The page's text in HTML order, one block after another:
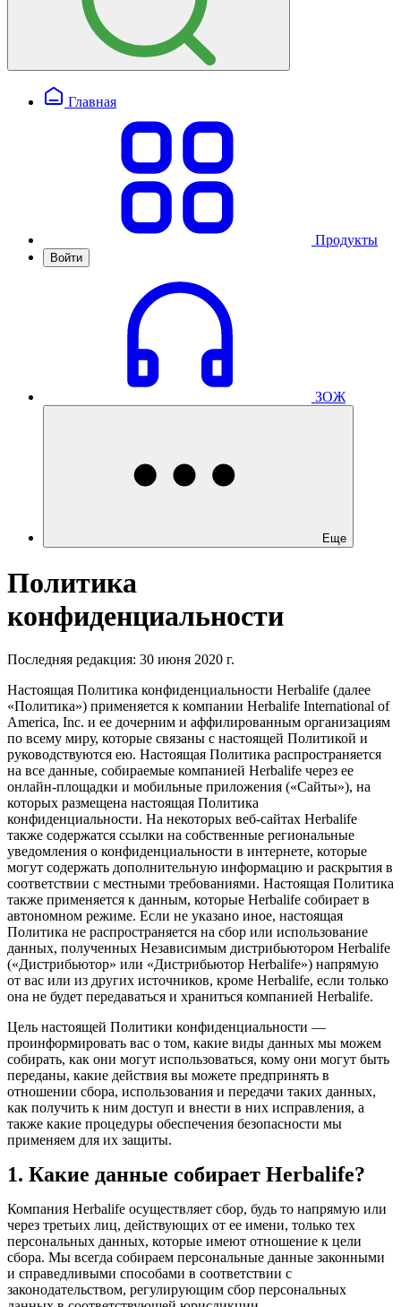
Главная
Продукты
Войти
ЗОЖ
Еще
Политика
конфиденциальности
Последняя редакция: 30 июня 2020 г.
Настоящая Политика конфиденциальности Herbalife (далее
«Политика») применяется к компании Herbalife International of
America, Inc. и ее дочерним и аффилированным организациям
по всему миру, которые связаны с настоящей Политикой и
руководствуются ею. Настоящая Политика распространяется
на все данные, собираемые компанией Herbalife через ее
онлайн-площадки и мобильные приложения («Сайты»), на
которых размещена настоящая Политика
конфиденциальности. На некоторых веб-сайтах Herbalife
также содержатся ссылки на собственные региональные
уведомления о конфиденциальности в интернете, которые
могут содержать дополнительную информацию и раскрытия в
соответствии с местными требованиями. Настоящая Политика
также применяется к данным, которые Herbalife собирает в
автономном режиме. Если не указано иное, настоящая
Политика не распространяется на сбор или использование
данных, полученных Независимым дистрибьютором Herbalife
(«Дистрибьютор» или «Дистрибьютор Herbalife») напрямую
от вас или из других источников, кроме Herbalife, если только
она не будет передаваться и храниться компанией Herbalife.
Цель настоящей Политики конфиденциальности —
проинформировать вас о том, какие виды данных мы можем
собирать, как они могут использоваться, кому они могут быть
переданы, какие действия вы можете предпринять в
отношении сбора, использования и передачи таких данных,
как получить к ним доступ и внести в них исправления, а
также какие процедуры обеспечения безопасности мы
применяем для их защиты.
1. Какие данные собирает Herbalife?
Компания Herbalife осуществляет сбор, будь то напрямую или
через третьих лиц, действующих от ее имени, только тех
персональных данных, которые имеют отношение к цели
сбора. Мы всегда собираем персональные данные законными
и справедливыми способами в соответствии с
законодательством, регулирующим сбор персональных